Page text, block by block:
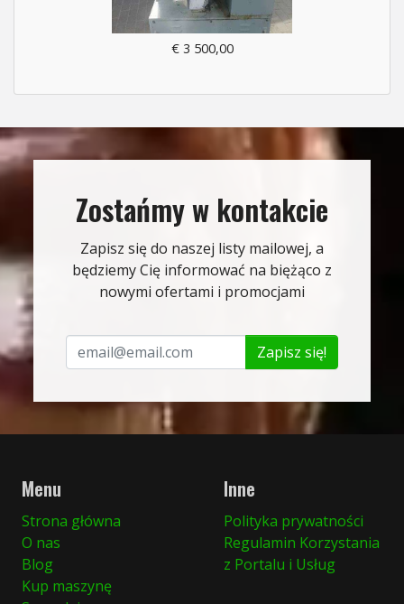
€ 3 500,00
Zostańmy w kontakcie
Zapisz się do naszej listy mailowej, a
będziemy Cię informować na biężąco z
nowymi ofertami i promocjami
Zapisz się!
Menu
Strona główna
O nas
Blog
Kup maszynę
Inne
Polityka prywatności
Regulamin Korzystania
z Portalu i Usług